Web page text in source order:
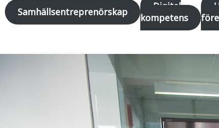
Samhällsentreprenörskap
Digital
kompetens